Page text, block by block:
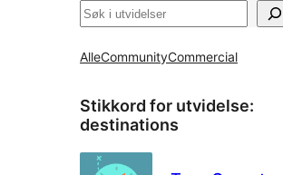
Søk
AlleCommunityCommercial
Stikkord for utvidelse:
destinations